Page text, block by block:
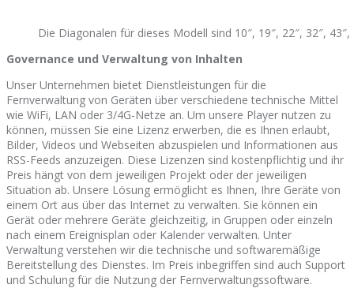
Die Diagonalen für dieses Modell sind 10″, 19″, 22″, 32″, 43″,
Governance und Verwaltung von Inhalten
Unser Unternehmen bietet Dienstleistungen für die
Fernverwaltung von Geräten über verschiedene technische Mittel
wie WiFi, LAN oder 3/4G-Netze an. Um unsere Player nutzen zu
können, müssen Sie eine Lizenz erwerben, die es Ihnen erlaubt,
Bilder, Videos und Webseiten abzuspielen und Informationen aus
RSS-Feeds anzuzeigen. Diese Lizenzen sind kostenpflichtig und ihr
Preis hängt von dem jeweiligen Projekt oder der jeweiligen
Situation ab. Unsere Lösung ermöglicht es Ihnen, Ihre Geräte von
einem Ort aus über das Internet zu verwalten. Sie können ein
Gerät oder mehrere Geräte gleichzeitig, in Gruppen oder einzeln
nach einem Ereignisplan oder Kalender verwalten. Unter
Verwaltung verstehen wir die technische und softwaremäßige
Bereitstellung des Dienstes. Im Preis inbegriffen sind auch Support
und Schulung für die Nutzung der Fernverwaltungssoftware.